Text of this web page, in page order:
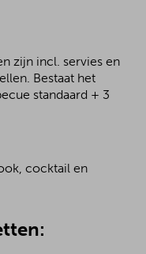
zijn incl. servies en
Bestaat het
standaard + 3
cocktail en